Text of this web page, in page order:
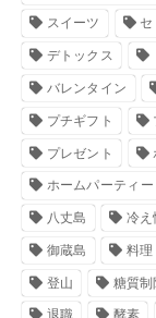
スイーツ セ
デトックス
バレンタイン
プチギフト
プレゼント
ホームパーティー
八丈島 冷え
御蔵島 料理
登山 糖質制